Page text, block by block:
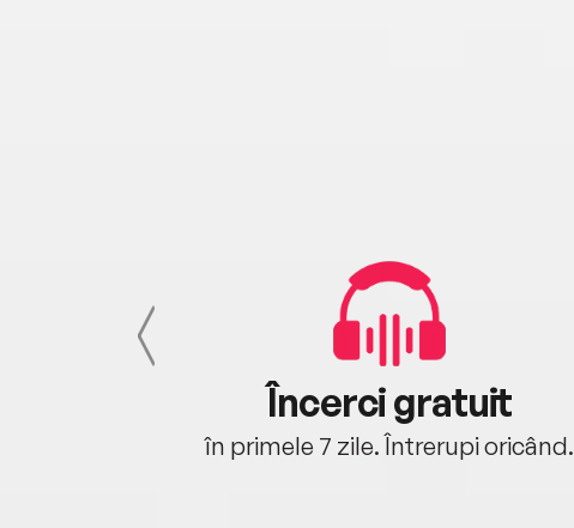
Încerci gratuit
în primele 7 zile. Întrerupi oricând.